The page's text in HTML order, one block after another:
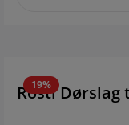
19%
Rosti